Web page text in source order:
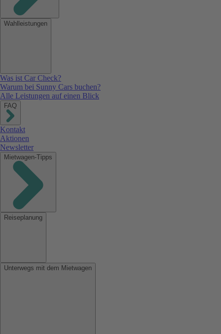
Wahlleistungen
Was ist Car Check?
Warum bei Sunny Cars buchen?
Alle Leistungen auf einen Blick
FAQ
Kontakt
Aktionen
Newsletter
Mietwagen-Tipps
Reiseplanung
Unterwegs mit dem Mietwagen